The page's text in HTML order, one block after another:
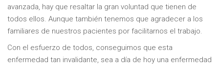
avanzada, hay que resaltar la gran voluntad que tienen de
todos ellos. Aunque también tenemos que agradecer a los
familiares de nuestros pacientes por facilitarnos el trabajo.
Con el esfuerzo de todos, conseguimos que esta
enfermedad tan invalidante, sea a día de hoy una enfermedad